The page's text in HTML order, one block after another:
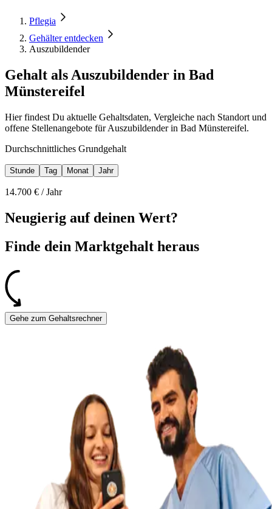
Pflegia
Gehälter entdecken
Auszubildender
Gehalt als Auszubildender in Bad
Münstereifel
Hier findest Du aktuelle Gehaltsdaten, Vergleiche nach Standort und
offene Stellenangebote für Auszubildender in Bad Münstereifel.
Durchschnittliches Grundgehalt
Stunde Tag Monat Jahr
14.700 € /Jahr
Neugierig auf deinen Wert?
Finde dein Marktgehalt heraus
Gehe zum Gehaltsrechner